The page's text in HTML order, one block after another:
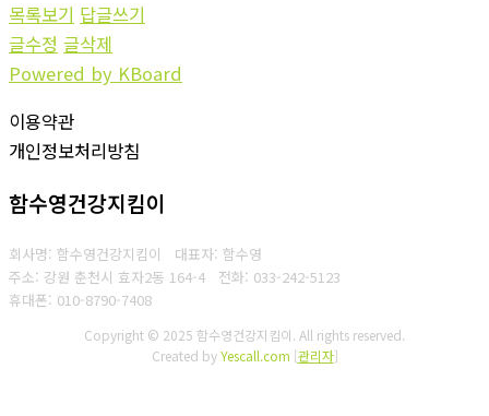
목록보기 답글쓰기
글수정 글삭제
Powered by KBoard
이용약관
개인정보처리방침
함수영건강지킴이
회사명: 함수영건강지킴이 대표자: 함수영
주소: 강원 춘천시 효자2동 164-4 전화: 033-242-5123
휴대폰: 010-8790-7408
Copyright © 2025 함수영건강지킴이. All rights reserved.
Created byYescall.com [관리자]